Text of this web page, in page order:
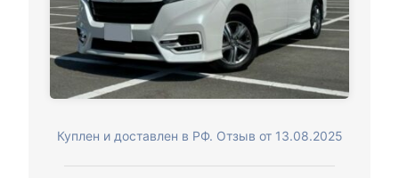
Куплен и доставлен в РФ. Отзыв от 13.08.2025